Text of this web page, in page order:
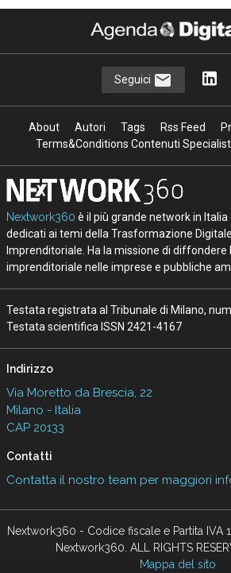
Seguici
About Autori Tags Rss Feed
Terms&Conditions Contenuti
Nextwork360 è il più grande network in
dedicati ai temi della Trasformazione
Imprenditoriale. Ha la missione di diffondere
imprenditoriale nelle imprese e pubbliche
Testata registrata al Tribunale di Milano,
Testata scientifica ISSN 2421-4167
Indirizzo
Via Moretto da Brescia, 22
Milano - Italia
CAP 20133
Contatti
Contatta il nostro team per maggiori
Nextwork360 - Codice fiscale e Partita
Nextwork360. ALL RIGHTS
Mappa del sito